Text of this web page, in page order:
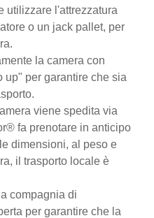
utilizzare l'attrezzatura
o un jack pallet, per
la camera con
per garantire che sia
viene spedita via
fa prenotare in anticipo
dimensioni, al peso e
il trasporto locale è
compagnia di
per garantire che la